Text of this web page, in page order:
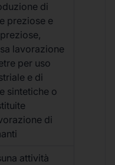
di
preziose e
lavorazione
per uso
e di
sintetiche o
di
attività